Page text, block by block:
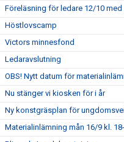
Föreläsning för ledare 12/10
Höstlovscamp
Victors minnesfond
Ledaravslutning
OBS! Nytt datum för
Nu stänger vi kiosken för i år
Ny konstgräsplan för
Materialinlämning mån 16/9 kl.